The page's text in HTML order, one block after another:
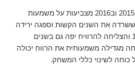
העליות בסיכום השנים 2015 וב2016 מצביעות על משמעות
את השנים הקשות וספגה ירידה
של כ-40 אחוז מאז 1999 והצליחה להרוויח יפה גם בשנים
מגדילה משמעותית את הרווח יכולה
כוחה לשינוי כללי המשחק.